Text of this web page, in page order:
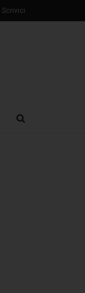
Scrivici